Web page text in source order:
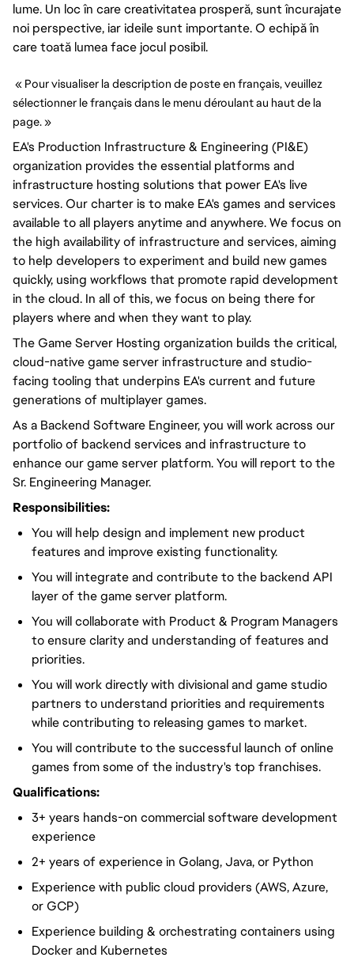
lume. Un loc în care creativitatea prosperă, sunt încurajate
noi perspective, iar ideile sunt importante. O echipă în
care toată lumea face jocul posibil.
« Pour visualiser la description de poste en français, veuillez
sélectionner le français dans le menu déroulant au haut de la
page. »
EA's Production Infrastructure & Engineering (PI&E)
organization provides the essential platforms and
infrastructure hosting solutions that power EA's live
services. Our charter is to make EA's games and services
available to all players anytime and anywhere. We focus on
the high availability of infrastructure and services, aiming
to help developers to experiment and build new games
quickly, using workflows that promote rapid development
in the cloud. In all of this, we focus on being there for
players where and when they want to play.
The Game Server Hosting organization builds the critical,
cloud-native game server infrastructure and studio-
facing tooling that underpins EA's current and future
generations of multiplayer games.
As a Backend Software Engineer, you will work across our
portfolio of backend services and infrastructure to
enhance our game server platform. You will report to the
Sr. Engineering Manager.
Responsibilities:
You will help design and implement new product
features and improve existing functionality.
You will integrate and contribute to the backend API
layer of the game server platform.
You will collaborate with Product & Program Managers
to ensure clarity and understanding of features and
priorities.
You will work directly with divisional and game studio
partners to understand priorities and requirements
while contributing to releasing games to market.
You will contribute to the successful launch of online
games from some of the industry's top franchises.
Qualifications:
3+ years hands-on commercial software development
experience
2+ years of experience in Golang, Java, or Python
Experience with public cloud providers (AWS, Azure,
or GCP)
Experience building & orchestrating containers using
Docker and Kubernetes